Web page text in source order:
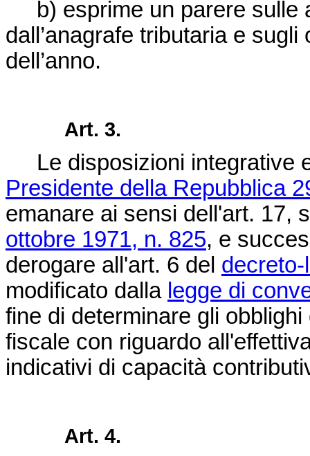
b) esprime un parere sulle
dall’anagrafe tributaria e
dell’anno.
Art. 3.
Le disposizioni integrative
Presidente della Repubblica
emanare ai sensi dell'art. 17,
ottobre 1971, n. 825, e
derogare all'art. 6 del
modificato dalla legge di
fine di determinare gli
fiscale con riguardo
indicativi di capacità
Art. 4.